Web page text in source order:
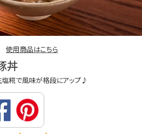
使用商品はこちら
丼
糀で風味が格段にアップ♪